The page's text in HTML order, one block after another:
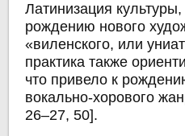
Латинизация
рождению нового
«виленского, или
практика также
что привело к
вокально-хорового
26–27, 50].